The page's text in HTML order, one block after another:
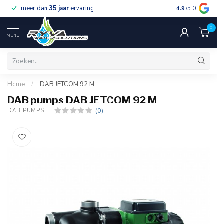
meer dan 35 jaarervaring gratis
4.9 /5.0
MENU
0
Home / DAB JETCOM 92 M
DAB pumps DAB JETCOM 92 M
DAB PUMPS (0)